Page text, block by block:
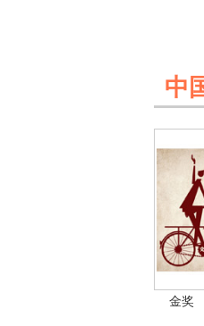
中
金奖